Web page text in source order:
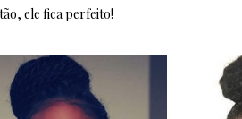
ele fica perfeito!